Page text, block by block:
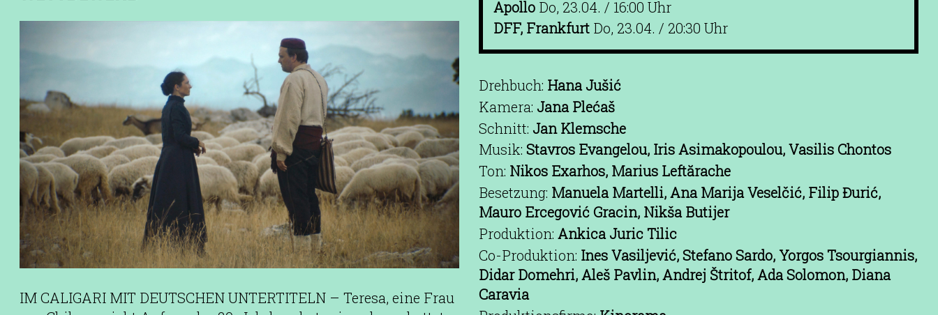
IM CALIGARI MIT DEUTSCHEN UNTERTITELN – Teresa, eine Frau
ApolloDo, 23.04. / 16:00 Uhr
DFF, FrankfurtDo, 23.04. / 20:30 Uhr
Drehbuch: Hana Jušić
Kamera: Jana Plećaš
Schnitt: Jan Klemsche
Musik: Stavros Evangelou, Iris Asimakopoulou, Vasilis Chontos
Ton: Nikos Exarhos, Marius Leftărache
Besetzung: Manuela Martelli, Ana Marija Veselčić, Filip Đurić,
Mauro Ercegović Gracin, Nikša Butijer
Produktion: Ankica Juric Tilic
Co-Produktion: Ines Vasiljević, Stefano Sardo, Yorgos Tsourgiannis,
Didar Domehri, Aleš Pavlin, Andrej Štritof, Ada Solomon, Diana
Caravia